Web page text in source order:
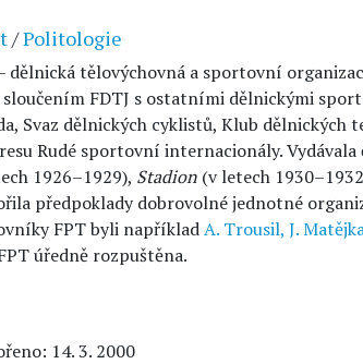
/Politologie
dělnická tělovýchovná a sportovní
sloučením FDTJ s ostatními dělnickými
Svaz dělnických cyklistů, Klub dělnických
Rudé sportovní internacionály. Vydávala
1926–1929), Stadion (v letech
předpoklady dobrovolné jednotné
FPT byli napříkladA. Trousil, J.
úředně rozpuštěna.
14. 3. 2000